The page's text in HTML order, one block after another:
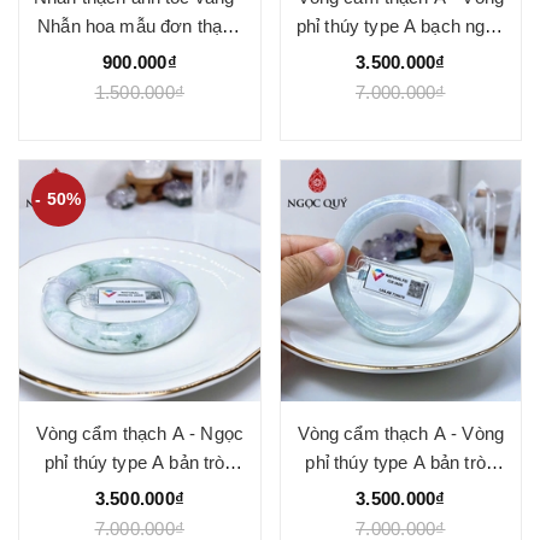
Nhẫn hoa mẫu đơn thạch
anh tóc vàng - Ngọc Quý
900.000₫
1.500.000₫
phỉ thúy type A bạch ngọc
phớt tím điểm xanh lý gân
trắng ni 52-56 ( Kèm kđ
3.500.000₫
7.000.000₫
- 50%
Vòng cẩm thạch A - Ngọc
phỉ thúy type A bản tròn
nền trắng phớt tím và
bông xanh ni 51 mm (kèm
3.500.000₫
7.000.000₫
Vòng cẩm thạch A - Vòng
phỉ thúy type A bản tròn
xuân đới tài ni 56 mm (
Kèm kđ type A) - Ngọc
3.500.000₫
7.000.000₫